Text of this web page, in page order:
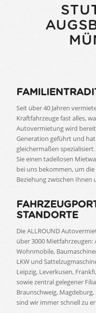
Seit über 40 Jahren
Kraftfahrzeuge fast alles,
Autovermietung wird
Generation geführt und
gleichermaßen
Sie einen tadellosen
bei uns bekommen, um
Beziehung zwischen Ihnen
STANDORTE
Die ALLROUND
über 3000 Mietfahrzeugen:
Wohnmobile,
LKW und
Leipzig, Leverkusen,
sowie zentral gelegener
Braunschweig,
sind wir immer schnell zu